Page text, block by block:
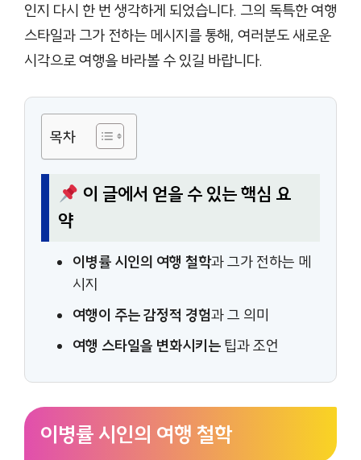
인지 다시 한 번 생각하게 되었습니다. 그의 독특한 여행
스타일과 그가 전하는 메시지를 통해, 여러분도 새로운
시각으로 여행을 바라볼 수 있길 바랍니다.
목차
이 글에서 얻을 수 있는 핵심 요
약
이병률 시인의 여행 철학과 그가 전하는 메
시지
여행이 주는 감정적 경험과 그 의미
여행 스타일을 변화시키는 팁과 조언
이병률 시인의 여행 철학